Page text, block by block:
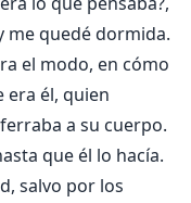
me quedé dormida.
el modo, en cómo
era él, quien
a su cuerpo.
que él lo hacía.
salvo por los